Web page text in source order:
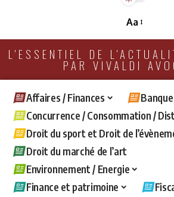
Aa
L'ESSENTIEL DE
PAR VIVALDI
Affaires / Finances
Concurrence / Consommation /
Droit du sport et Droit de
Droit du marché de l’art
Environnement / Energie
Finance et patrimoine